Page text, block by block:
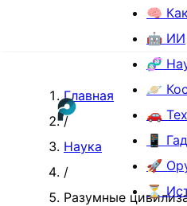
🧠
🤖 ИИ
🧬
🪐
🚗
📱
🚀
⏳
Главная
/
Наука
/
Разумные